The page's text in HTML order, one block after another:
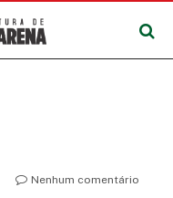
Nenhum comentário